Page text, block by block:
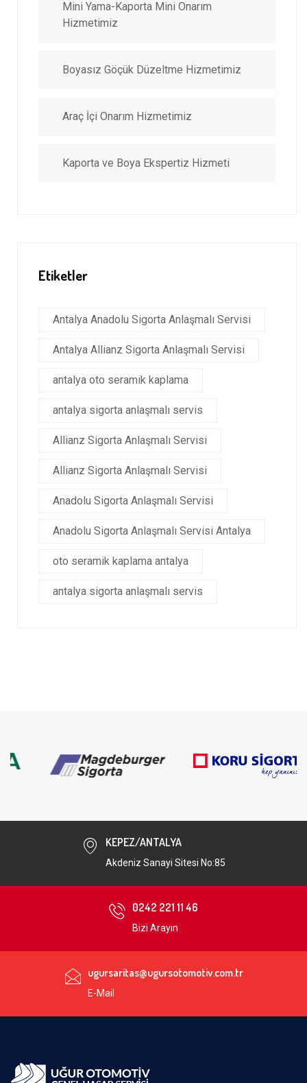
Mini Yama-Kaporta Mini Onarım
Hizmetimiz
Boyasız Göçük Düzeltme Hizmetimiz
Araç İçi Onarım Hizmetimiz
Kaporta ve Boya Ekspertiz Hizmeti
Etiketler
Antalya Anadolu Sigorta Anlaşmalı Servisi
Antalya Allianz Sigorta Anlaşmalı Servisi
antalya oto seramik kaplama
antalya sigorta anlaşmalı servis
Allianz Sigorta Anlaşmalı Servisi
Allianz Sigorta Anlaşmalı Servisi
Anadolu Sigorta Anlaşmalı Servisi
Anadolu Sigorta Anlaşmalı Servisi Antalya
oto seramik kaplama antalya
antalya sigorta anlaşmalı servis
KEPEZ/ANTALYA
Akdeniz Sanayi Sitesi No:85
0242 221 11 46
Bizi Arayın
ugursaritas@ugursotomotiv.com.tr
E-Mail